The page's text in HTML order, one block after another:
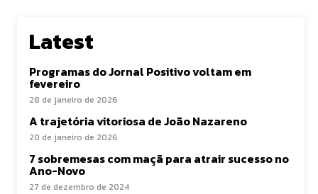
Latest
Programas do Jornal Positivo voltam em
fevereiro
28 de janeiro de 2026
A trajetória vitoriosa de João Nazareno
20 de janeiro de 2026
7 sobremesas com maçã para atrair sucesso no
Ano-Novo
27 de dezembro de 2024